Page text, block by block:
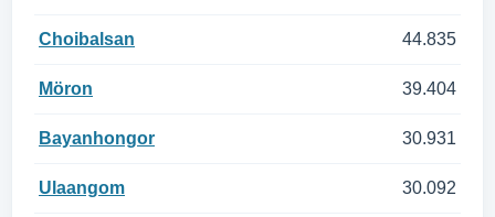
Choibalsan 44.835
Möron 39.404
Bayanhongor 30.931
Ulaangom 30.092